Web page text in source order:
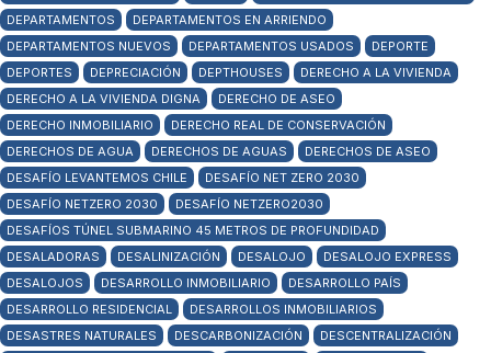
DEPARTAMENTOS
DEPARTAMENTOS EN ARRIENDO
DEPARTAMENTOS NUEVOS
DEPARTAMENTOS USADOS
DEPORTE
DEPORTES
DEPRECIACIÓN DEPTHOUSES
DERECHO A LA VIVIENDA
DERECHO A LA VIVIENDA DIGNA
DERECHO DE ASEO
DERECHO INMOBILIARIO
DERECHO REAL DE CONSERVACIÓN
DERECHOS DE AGUA
DERECHOS DE AGUAS
DERECHOS DE ASEO
DESAFÍO LEVANTEMOS CHILE
DESAFÍO NET ZERO 2030
DESAFÍO NETZERO 2030
DESAFÍO NETZERO2030
DESAFÍOS TÚNEL SUBMARINO 45 METROS DE PROFUNDIDAD
DESALADORAS
DESALINIZACIÓN DESALOJO
DESALOJO EXPRESS
DESALOJOS
DESARROLLO INMOBILIARIO
DESARROLLO PAÍS
DESARROLLO RESIDENCIAL
DESARROLLOS INMOBILIARIOS
DESASTRES NATURALES
DESCARBONIZACIÓN
DESCENTRALIZACIÓN